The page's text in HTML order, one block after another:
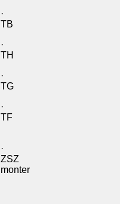
·
·
TH
·
TG
·
TF
·
ZSZ
monter